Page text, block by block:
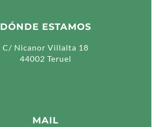
DÓNDE ESTAMOS
C/ Nicanor Villalta 18
44002 Teruel
MAIL